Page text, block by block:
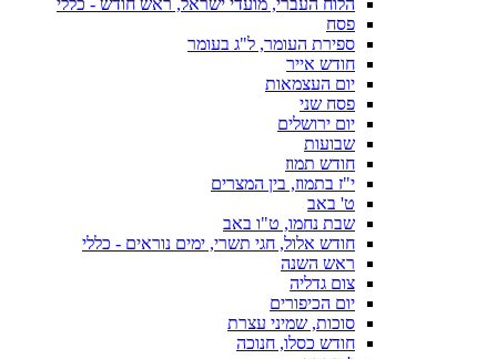
הלוח העברי, מועדי ישראל, ראש חודש - כללי
פסח
ספירת העומר, ל"ג בעומר
חודש אייר
יום העצמאות
פסח שני
יום ירושלים
שבועות
חודש תמוז
י"ז בתמוז, בין המצרים
ט' באב
שבת נחמו, ט"ו באב
חודש אלול, חגי תשרי, ימים נוראים - כללי
ראש השנה
צום גדליה
יום הכיפורים
סוכות, שמיני עצרת
חודש כסלו, חנוכה